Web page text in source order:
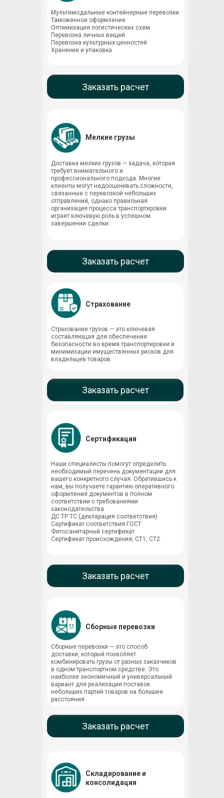
Заказать расчет
Заказать расчет
Заказать расчет
Заказать расчет
Заказать расчет
Сборные перевозки — это способ
доставки, который позволяет
комбинировать грузы от разных заказчиков
в одном транспортном средстве. Это
наиболее экономичный и универсальный
вариант для реализации поставок
небольших партий товаров на большие
расстояния.
Сборные перевозки
Наши специалисты помогут определить
необходимый перечень документации для
вашего конкретного случая. Обратившись к
нам, вы получаете гарантию оперативного
оформления документов в полном
соответствии с требованиями
законодательства.
ДС ТР ТС (декларация соответствия)
Сертификат соответствия ГОСТ
Фитосанитарный сертификат
Сертификат происхождения, СТ1, СТ2.
Сертификация
Страхование грузов — это ключевая
составляющая для обеспечения
безопасности во время транспортировки и
минимизации имущественных рисков для
владельцев товаров.
Страхование
Доставка мелких грузов — задача, которая
требует внимательного и
профессионального подхода. Многие
клиенты могут недооценивать сложности,
связанные с перевозкой небольших
отправлений, однако правильная
организация процесса транспортировки
играет ключевую роль в успешном
завершении сделки.
Мелкие грузы
Складирование и
консолидация
Мультимодальные контейнерные перевозки
Таможенное оформление
Оптимизация логистических схем
Перевозка личных вещей
Перевозка культурных ценностей
Хранение и упаковка